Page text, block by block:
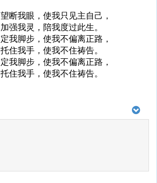
望断我眼，使我只见主自己，
加强我灵，陪我度过此生。
定我脚步，使我不偏离正路，
托住我手，使我不住祷告。
定我脚步，使我不偏离正路，
托住我手，使我不住祷告。